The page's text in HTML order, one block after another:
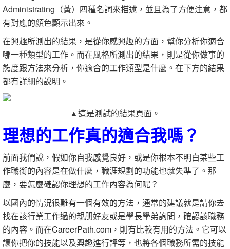
Administrating（黃）四種名詞來描述，並且為了方便注意，都
有對應的顏色顯示出來。
在興趣所測出的結果，是從你感興趣的方面，幫你分析你適合
哪一種類型的工作。而在風格所測出的結果，則是從你做事的
態度跟方法來分析，你適合的工作類型是什麼。在下方的結果
都有詳細的說明。
▲這是測試的結果頁面。
理想的工作真的適合我嗎？
前面我們說，假如你自我感覺良好，或是你根本不明白某些工
作職銜的內容是在做什麼，職涯規劃的功能也就失準了。那
麼，要怎麼確認你理想的工作內容為何呢？
以國內的情況很難有一個有效的方法，通常的建議就是請你去
找在該行業工作過的親朋好友或是學長學弟詢問，確認該職務
的內容。而在CareerPath.com ，則有比較有用的方法。它可以
讓你把你的技能以及興趣進行評等，也將各個職務所需的技能